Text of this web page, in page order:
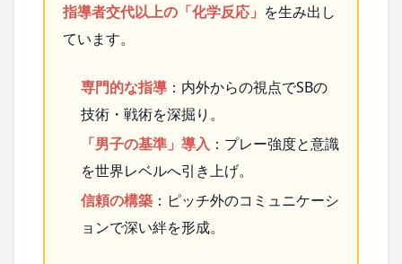
指導者交代以上の「化学反応」 を生み出し
ています。
専門的な指導 ：内外からの視点でSBの
技術・戦術を深掘り。
「男子の基準」導入 ：プレー強度と意識
を世界レベルへ引き上げ。
信頼の構築 ：ピッチ外のコミュニケーシ
ョンで深い絆を形成。